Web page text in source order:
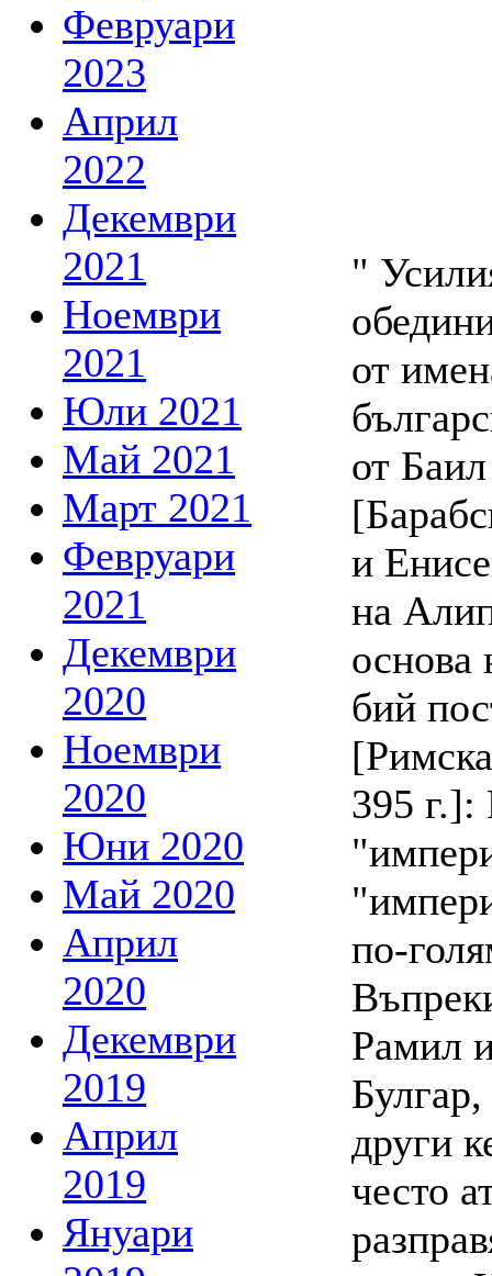
Февруари
2023
Април
2022
Декември
2021
Ноември
2021
Юли 2021
Май 2021
Март 2021
Февруари
2021
Декември
2020
Ноември
2020
Юни 2020
Май 2020
Април
2020
Декември
2019
Април
2019
Януари
"
от
от
и
на
основа
бий
395 г.]:
по-
Рамил
други
често